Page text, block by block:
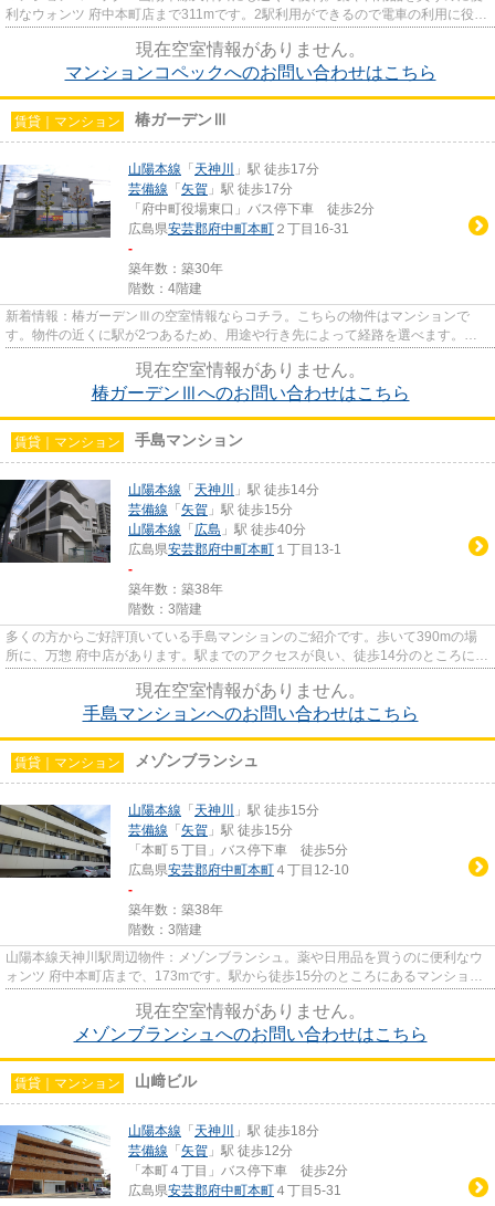
利なウォンツ 府中本町店まで311mです。2駅利用ができるので電車の利用に役立
つ物件です。造りとデザイン...
現在空室情報がありません。
マンションコペックへのお問い合わせはこちら
賃貸｜マンション 椿ガーデンⅢ
山陽本線 「天神川
」駅 徒歩17分
芸備線 「矢賀 」駅 徒歩17分
「府中町役場東口」バス停下車 徒歩2分
広島県安芸郡府中町本町 ２丁目16-31
-
築年数：築30年
階数：4階建
新着情報：椿ガーデンⅢの空室情報ならコチラ。こちらの物件はマンションで
す。物件の近くに駅が2つあるため、用途や行き先によって経路を選べます。で
きるだけ早めに不動産情報を集め...
現在空室情報がありません。
椿ガーデンⅢへのお問い合わせはこちら
賃貸｜マンション 手島マンション
山陽本線 「天神川
」駅 徒歩14分
芸備線 「矢賀 」駅 徒歩15分
山陽本線 「広島 」駅 徒歩40分
広島県安芸郡府中町本町 １丁目13-1
-
築年数：築38年
階数：3階建
多くの方からご好評頂いている手島マンションのご紹介です。歩いて390mの場
所に、万惣 府中店があります。駅までのアクセスが良い、徒歩14分のところに位
置する物件です。2駅利用でき...
現在空室情報がありません。
手島マンションへのお問い合わせはこちら
賃貸｜マンション メゾンブランシュ
山陽本線 「天神川
」駅 徒歩15分
芸備線 「矢賀 」駅 徒歩15分
「本町５丁目」バス停下車 徒歩5分
広島県安芸郡府中町本町 ４丁目12-10
-
築年数：築38年
階数：3階建
山陽本線天神川駅周辺物件：メゾンブランシュ。薬や日用品を買うのに便利なウ
ォンツ 府中本町店まで、173mです。駅から徒歩15分のところにあるマンション
はいかがでしょうか。ご利用可...
現在空室情報がありません。
メゾンブランシュへのお問い合わせはこちら
賃貸｜マンション 山﨑ビル
山陽本線 「天神川
」駅 徒歩18分
芸備線 「矢賀 」駅 徒歩12分
「本町４丁目」バス停下車 徒歩2分
広島県安芸郡府中町本町 ４丁目5-31